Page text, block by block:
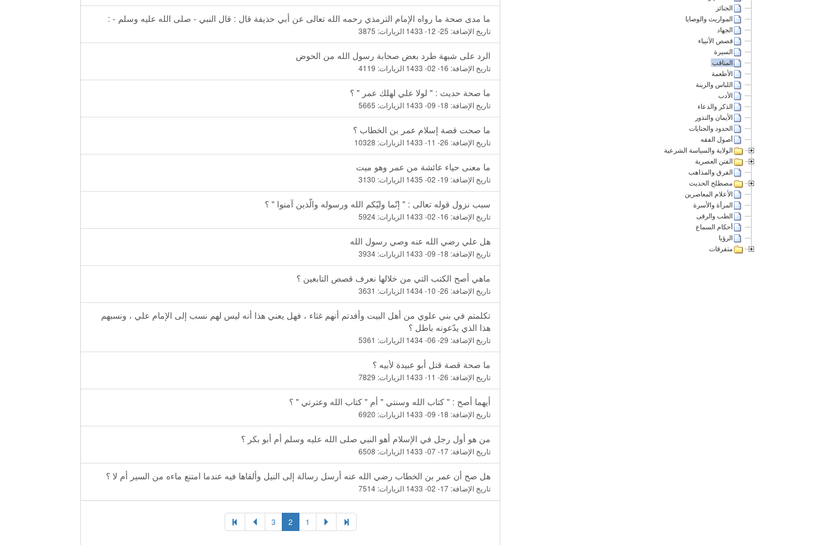
ما مدى صحة ما رواه الإمام الترمذي رحمه الله تعالى عن أبي حذيفة قال : قال النبي - صلى الله عليه وسلم - :
تاريخ الإضافة: 25- 12- 1433 الزيارات: 3875
الرد على شبهة طرد بعض صحابة رسول الله من الحوض
تاريخ الإضافة: 16- 02- 1433 الزيارات: 4119
ما صحة حديث : " لولا علي لهلك عمر " ؟
تاريخ الإضافة: 18- 09- 1433 الزيارات: 5665
ما صحت قصة إسلام عمر بن الخطاب ؟
تاريخ الإضافة: 26- 11- 1433 الزيارات: 10328
ما معنى حياء عائشة من عمر وهو ميت
تاريخ الإضافة: 19- 02- 1435 الزيارات: 3130
سبب نزول قوله تعالى : " إنّما وليّكم الله ورسوله والّذين آمنوا " ؟
تاريخ الإضافة: 16- 02- 1433 الزيارات: 5924
هل علي رضي الله عنه وصي رسول الله
تاريخ الإضافة: 18- 09- 1433 الزيارات: 3934
ماهي أصح الكتب التي من خلالها نعرف قصص التابعين ؟
تاريخ الإضافة: 26- 10- 1434 الزيارات: 3631
تكلمتم في بني علوي من أهل البيت وأفدتم أنهم غثاء ، فهل يعني هذا أنه ليس لهم نسب إلى الإمام علي ، ونسبهم
هذا الذي يدّعونه باطل ؟
تاريخ الإضافة: 29- 06- 1434 الزيارات: 5361
ما صحة قصة قتل أبو عبيدة لأبيه ؟
تاريخ الإضافة: 26- 11- 1433 الزيارات: 7829
أيهما أصح : " كتاب الله وسنتي " أم " كتاب الله وعترتي " ؟
تاريخ الإضافة: 18- 09- 1433 الزيارات: 6920
من هو أول رجل في الإسلام أهو النبي صلى الله عليه وسلم أم أبو بكر ؟
تاريخ الإضافة: 17- 07- 1433 الزيارات: 6508
هل صح أن عمر بن الخطاب رضي الله عنه أرسل رسالة إلى النيل وألقاها فيه عندما امتنع ماءه من السير أم لا ؟
تاريخ الإضافة: 17- 02- 1433 الزيارات: 7514
1
2
3
الجنائز
المواريث والوصايا
الجهاد
قصص الأنبياء
السيرة
المناقب
الأطعمة
اللباس والزينة
الأدب
الذكر والدعاء
الأيمان والنذور
الحدود والجنايات
أصول الفقه
الولاية والسياسة الشرعية
الفتن العصرية
الفرق والمذاهب
مصطلح الحديث
الأعلام المعاصرين
المرأة والأسرة
الطب والرقى
أحكام السماع
الرؤيا
متفرقات